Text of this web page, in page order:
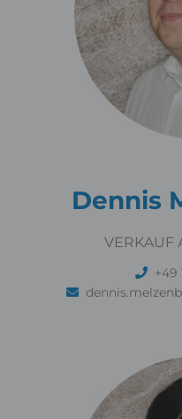
Dennis
VERKAUF
+49